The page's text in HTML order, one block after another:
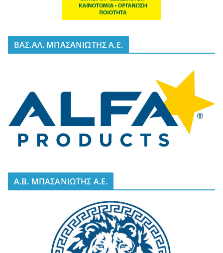
BΑΣ.ΑΛ. ΜΠΑΣΑΝΙΩΤΗΣ Α.Ε.
A.B. ΜΠΑΣΑΝΙΩΤΗΣ Α.Ε.